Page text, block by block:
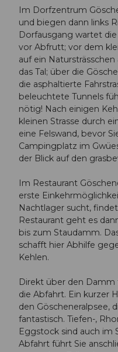
Im Dorfzentrum
und biegen dann links
Dorfausgang wartet
vor Abfrutt; vor dem
auf ein
das Tal; über die
die asphaltierte
beleuchtete Tunnels
nötig! Nach einigen
kleinen Strasse durch
eine Felswand, bevor
Campingplatz im
der Blick auf den
Im Restaurant
erste
Nachtlager sucht,
Restaurant geht es
bis zum Staudamm.
schafft hier Abhilfe
Kehlen.
Direkt über den
die Abfahrt. Ein kurzer
den Göscheneralpsee,
fantastisch. Tiefen-,
Eggstock sind auch im
Abfahrt führt Sie